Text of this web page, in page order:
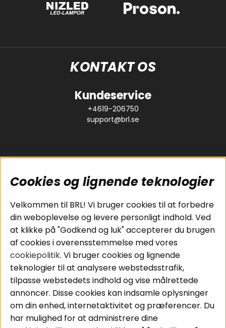
KONTAKT OS
Kundeservice
+4619-206750
support@brl.se
Populære sider
Pakkeløsninger
Bilstereo
Højttalere
Forstærker
Smartphone
Tilbehør
Kabler
Kundeservice
Cookies
Handelsbetingelser
Personvernpolicy
Service / Garanti /
Retur
Områder Følg os
Cookies og lignende teknologier
Velkommen til BRL! Vi bruger cookies til at forbedre
din weboplevelse og levere personligt indhold. Ved
at klikke på "Godkend og luk" accepterer du brugen
af cookies i overensstemmelse med vores
cookiepolitik. Vi bruger cookies og lignende
teknologier til at analysere webstedsstrafik,
tilpasse webstedets indhold og vise målrettede
annoncer. Disse cookies kan indsamle oplysninger
om din enhed, internetaktivitet og præferencer. Du
har mulighed for at administrere dine